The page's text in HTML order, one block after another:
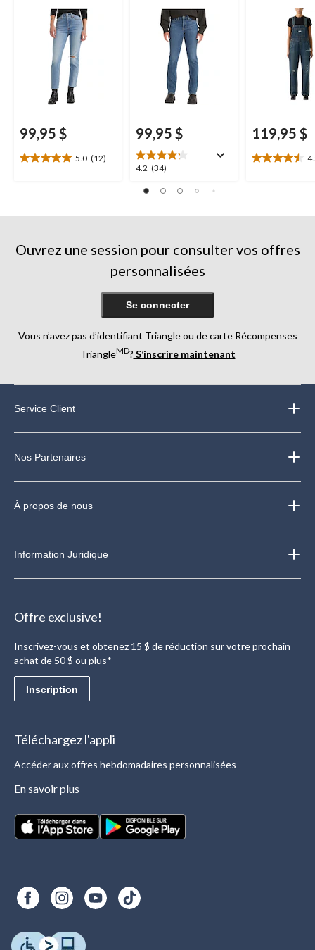
99,95 $
5.0 (12)
5.0
12
99,95 $
4.2 (34)
4.2
sur
119,95 $
4.5
2
Ouvrez une session pour consulter vos offres
personnalisées
Se connecter
Vous n’avez pas d’identifiant Triangle ou de carte Récompenses
TriangleMD? S’inscrire maintenant
Service Client
Nos Partenaires
À propos de nous
Information Juridique
Offre exclusive!
Inscrivez-vous et obtenez 15 $ de réduction sur votre prochain
achat de 50 $ ou plus*
Inscription
Téléchargez l'appli
Accéder aux offres hebdomadaires personnalisées
En savoir plus